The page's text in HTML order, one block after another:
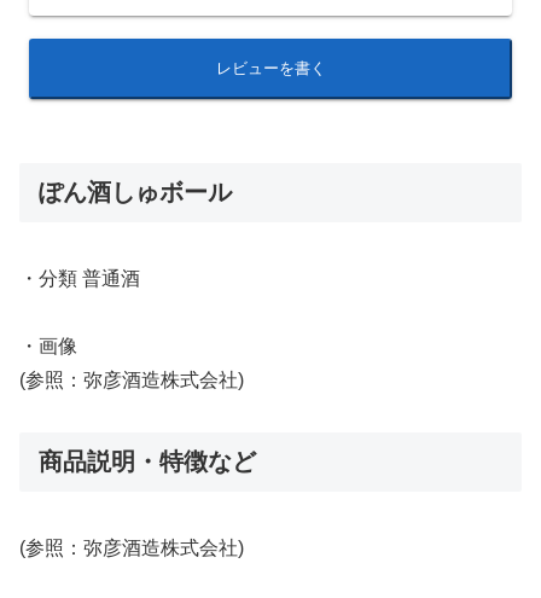
レビューを書く
ぽん酒しゅボール
・分類 普通酒
・画像
(参照：弥彦酒造株式会社)
商品説明・特徴など
(参照：弥彦酒造株式会社)